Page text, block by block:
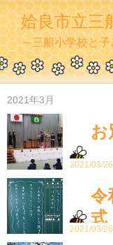
姶良市立三
～三船小学校と
2021年3月
2021/03/
令
式
2021/03/